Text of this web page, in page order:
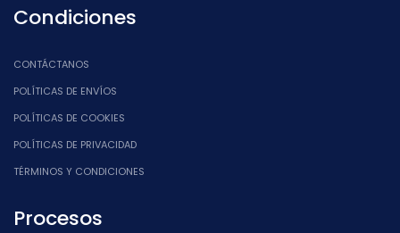
Condiciones
CONTÁCTANOS
POLÍTICAS DE ENVÍOS
POLÍTICAS DE COOKIES
POLÍTICAS DE PRIVACIDAD
TÉRMINOS Y CONDICIONES
Procesos